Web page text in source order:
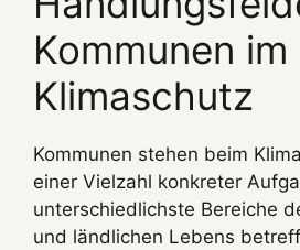
Kommunen im
Klimaschutz
Kommunen stehen beim
einer Vielzahl konkreter
unterschiedlichste Bereiche
und ländlichen Lebens